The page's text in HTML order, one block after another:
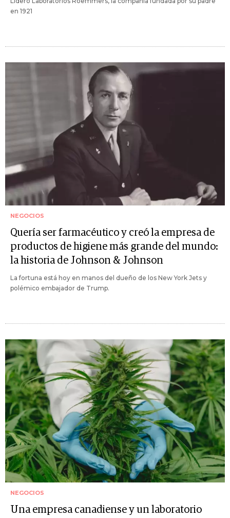
en 1921
NEGOCIOS
Quería ser farmacéutico y creó la empresa de
productos de higiene más grande del mundo:
la historia de Johnson & Johnson
La fortuna está hoy en manos del dueño de los New York Jets y
polémico embajador de Trump.
NEGOCIOS
Una empresa canadiense y un laboratorio